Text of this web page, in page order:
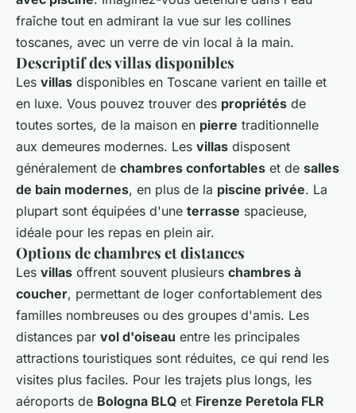
fraîche tout en admirant la vue sur les collines
toscanes, avec un verre de vin local à la main.
Descriptif des villas disponibles
Les villas disponibles en Toscane varient en taille et
en luxe. Vous pouvez trouver des propriétés de
toutes sortes, de la maison en pierre traditionnelle
aux demeures modernes. Les villas disposent
généralement de chambres confortables et de salles
de bain modernes, en plus de la piscine privée. La
plupart sont équipées d'une terrasse spacieuse,
idéale pour les repas en plein air.
Options de chambres et distances
Les villas offrent souvent plusieurs chambres à
coucher, permettant de loger confortablement des
familles nombreuses ou des groupes d'amis. Les
distances par vol d'oiseau entre les principales
attractions touristiques sont réduites, ce qui rend les
visites plus faciles. Pour les trajets plus longs, les
aéroports de Bologna BLQ et Firenze Peretola FLR